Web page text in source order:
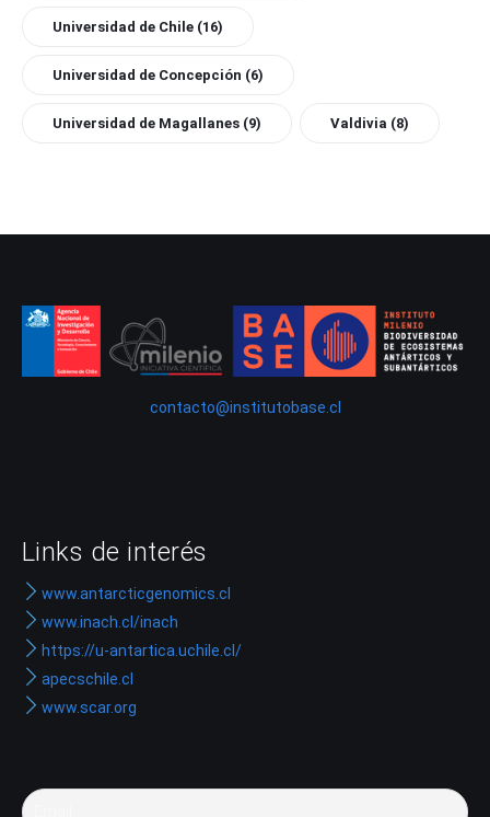
Universidad de Chile (16)
Universidad de Concepción (6)
Universidad de Magallanes (9) Valdivia (8)
contacto@institutobase.cl
Links de interés
www.antarcticgenomics.cl
www.inach.cl/inach
https://u-antartica.uchile.cl/
apecschile.cl
www.scar.org